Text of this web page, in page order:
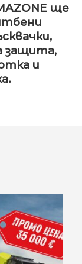
ще
защита,
и